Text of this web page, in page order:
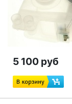
5 100 руб